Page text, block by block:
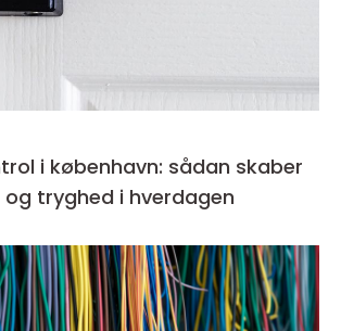
i københavn: sådan skaber
og tryghed i hverdagen